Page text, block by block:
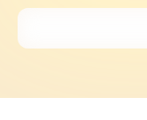
吠えたり追いかけたりしてい
やすく他の犬種に
を見るとおやつに